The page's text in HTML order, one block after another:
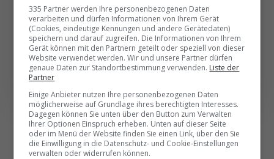
Täglich oder wöchentlich, mit mehr Insights oder
weniger. Bei Travel­news haben Sie die Wahl.
NEWSLETTER ENTDECKEN
335 Partner werden Ihre personenbezogenen Daten
verarbeiten und dürfen Informationen von Ihrem Gerät
(Cookies, eindeutige Kennungen und andere Gerätedaten)
speichern und darauf zugreifen. Die Informationen von Ihrem
Gerät können mit den Partnern geteilt oder speziell von dieser
Website verwendet werden. Wir und unsere Partner dürfen
genaue Daten zur Standortbestimmung verwenden. Liste der
Partner
Einige Anbieter nutzen Ihre personenbezogenen Daten
möglicherweise auf Grundlage ihres berechtigten Interesses.
Dagegen können Sie unten über den Button zum Verwalten
Ihrer Optionen Einspruch erheben. Unten auf dieser Seite
oder im Menü der Website finden Sie einen Link, über den Sie
die Einwilligung in die Datenschutz- und Cookie-Einstellungen
verwalten oder widerrufen können.